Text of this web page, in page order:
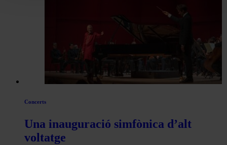
Concerts
Una inauguració simfònica d’alt
voltatge